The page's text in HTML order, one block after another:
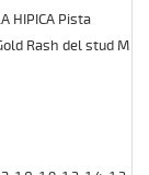
HIPICA Pista
Rash del stud M